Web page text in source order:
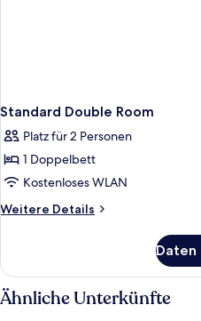
Standard Double Room
Platz für 2 Personen
1 Doppelbett
Kostenloses WLAN
Weitere Details
Weitere
Double
Room
Daten
Ähnliche Unterkünfte